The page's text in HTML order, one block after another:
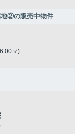
②の販売中物件
㎡)